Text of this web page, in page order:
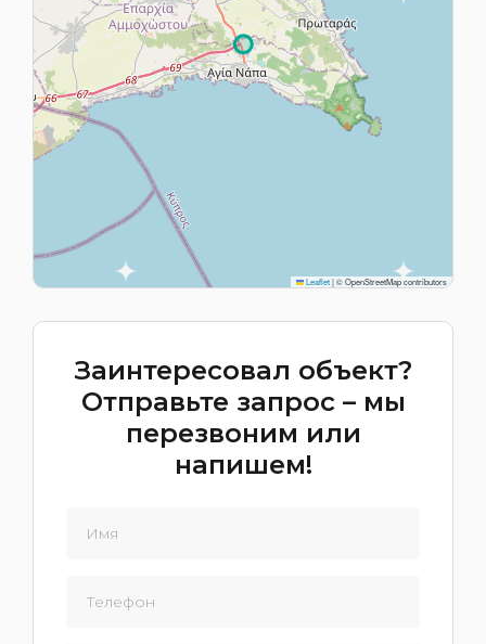
Leaflet|© OpenStreetMap contributors
Заинтересовал объект?
Отправьте запрос – мы
перезвоним или
напишем!